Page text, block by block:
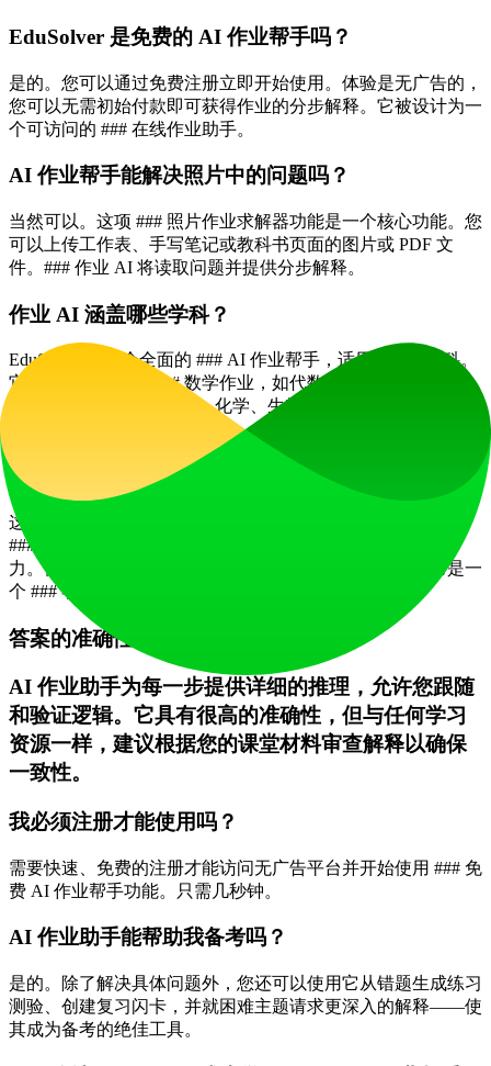
EduSolver 是免费的 AI 作业帮手吗？
是的。您可以通过免费注册立即开始使用。体验是无广告的，
您可以无需初始付款即可获得作业的分步解释。它被设计为一
个可访问的 ### 在线作业助手。
AI 作业帮手能解决照片中的问题吗？
当然可以。这项 ### 照片作业求解器功能是一个核心功能。您
可以上传工作表、手写笔记或教科书页面的图片或 PDF 文
件。### 作业 AI 将读取问题并提供分步解释。
作业 AI 涵盖哪些学科？
EduSolver 是一个全面的 ### AI 作业帮手，适用于每个学科。
它涵盖数学（包括 ### 数学作业，如代数和微积分）、科学
（### 科学作业，如物理、化学、生物）、历史、文学、写
使用 AI 作业帮手算作弊吗？
这取决于使用方式。EduSolver 是为学习而构建的。它专注于
### 分步解释以及接收 ### 提示的选项，鼓励理解和个人努
力。使用它来掌握概念和检查您的作业支持学术诚信。它是一
个 ### 学习工具，而不是复制答案的捷径。
答案的准确性如何？
AI 作业助手为每一步提供详细的推理，允许您跟随
和验证逻辑。它具有很高的准确性，但与任何学习
资源一样，建议根据您的课堂材料审查解释以确保
一致性。
我必须注册才能使用吗？
需要快速、免费的注册才能访问无广告平台并开始使用 ### 免
费 AI 作业帮手功能。只需几秒钟。
AI 作业助手能帮助我备考吗？
是的。除了解决具体问题外，您还可以使用它从错题生成练习
测验、创建复习闪卡，并就困难主题请求更深入的解释——使
其成为备考的绝佳工具。